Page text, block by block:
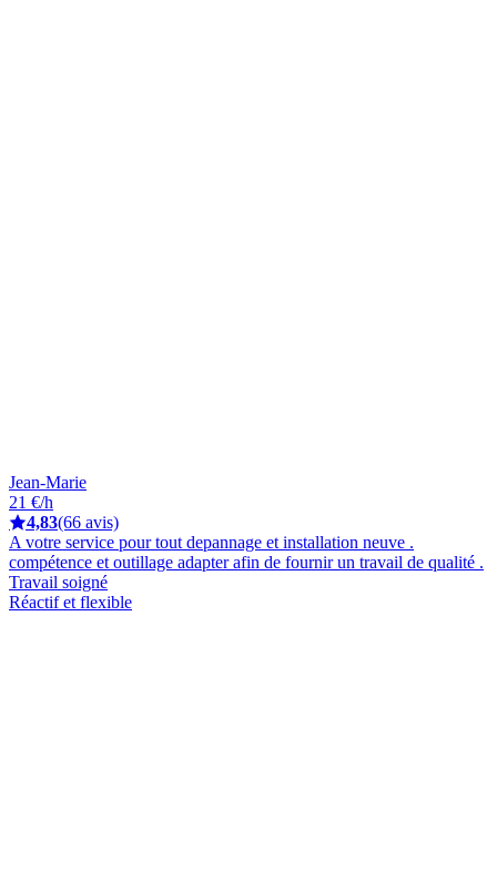
Jean-Marie
21 €/h
4,83(66 avis)
A votre service pour tout depannage et installation neuve .
compétence et outillage adapter afin de fournir un travail de qualité .
Travail soigné
Réactif et flexible